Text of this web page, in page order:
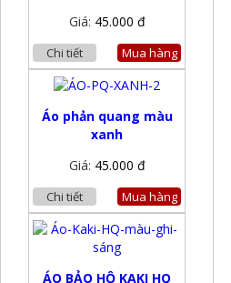
Giá: 45.000 đ
Chi tiết Mua hàng
Áo phản quang màu
xanh
Giá: 45.000 đ
Chi tiết Mua hàng
ÁO BẢO HỘ KAKI HQ